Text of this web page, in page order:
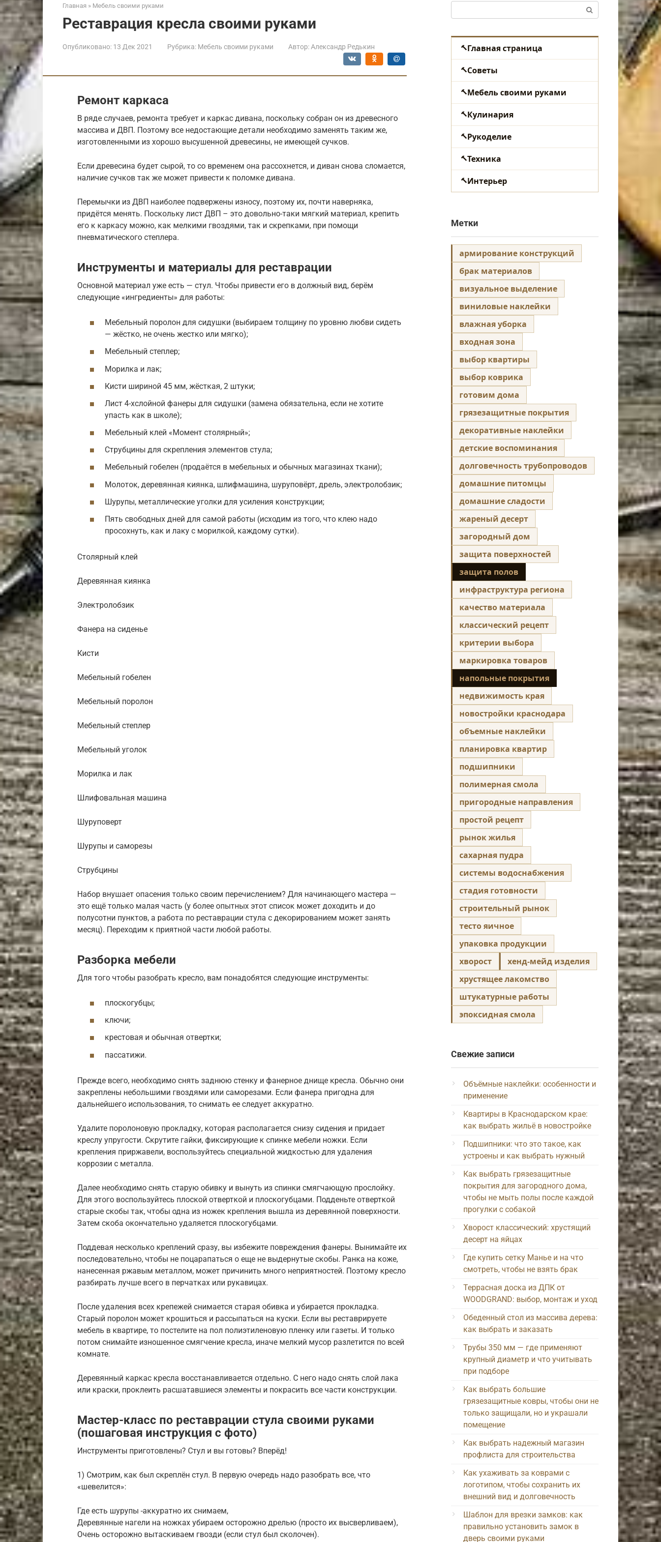
Главная » Мебель своими руками
Реставрация кресла своими руками
Опубликовано: 13 Дек 2021 Рубрика: Мебель своими руками Автор: Александр Редькин
Ремонт каркаса
В ряде случаев, ремонта требует и каркас дивана, поскольку собран он из древесного
массива и ДВП. Поэтому все недостающие детали необходимо заменять таким же,
изготовленными из хорошо высушенной древесины, не имеющей сучков.
Если древесина будет сырой, то со временем она рассохнется, и диван снова сломается,
наличие сучков так же может привести к поломке дивана.
Перемычки из ДВП наиболее подвержены износу, поэтому их, почти наверняка,
придётся менять. Поскольку лист ДВП – это довольно-таки мягкий материал, крепить
его к каркасу можно, как мелкими гвоздями, так и скрепками, при помощи
пневматического степлера.
Инструменты и материалы для реставрации
Основной материал уже есть — стул. Чтобы привести его в должный вид, берём
следующие «ингредиенты» для работы:
Мебельный поролон для сидушки (выбираем толщину по уровню любви сидеть
— жёстко, не очень жестко или мягко);
Мебельный степлер;
Морилка и лак;
Кисти шириной 45 мм, жёсткая, 2 штуки;
Лист 4-хслойной фанеры для сидушки (замена обязательна, если не хотите
упасть как в школе);
Мебельный клей «Момент столярный»;
Струбцины для скрепления элементов стула;
Мебельный гобелен (продаётся в мебельных и обычных магазинах ткани);
Молоток, деревянная киянка, шлифмашина, шуруповёрт, дрель, электролобзик;
Шурупы, металлические уголки для усиления конструкции;
Пять свободных дней для самой работы (исходим из того, что клею надо
просохнуть, как и лаку с морилкой, каждому сутки).
Столярный клей
Деревянная киянка
Электролобзик
Фанера на сиденье
Кисти
Мебельный гобелен
Мебельный поролон
Мебельный степлер
Мебельный уголок
Морилка и лак
Шлифовальная машина
Шуруповерт
Шурупы и саморезы
Струбцины
Набор внушает опасения только своим перечислением? Для начинающего мастера —
это ещё только малая часть (у более опытных этот список может доходить и до
полусотни пунктов, а работа по реставрации стула с декорированием может занять
месяц). Переходим к приятной части любой работы.
Разборка мебели
Для того чтобы разобрать кресло, вам понадобятся следующие инструменты:
плоскогубцы;
ключи;
крестовая и обычная отвертки;
пассатижи.
Прежде всего, необходимо снять заднюю стенку и фанерное днище кресла. Обычно они
закреплены небольшими гвоздями или саморезами. Если фанера пригодна для
дальнейшего использования, то снимать ее следует аккуратно.
Удалите поролоновую прокладку, которая располагается снизу сидения и придает
креслу упругости. Скрутите гайки, фиксирующие к спинке мебели ножки. Если
крепления приржавели, воспользуйтесь специальной жидкостью для удаления
коррозии с металла.
Далее необходимо снять старую обивку и вынуть из спинки смягчающую прослойку.
Для этого воспользуйтесь плоской отверткой и плоскогубцами. Подденьте отверткой
старые скобы так, чтобы одна из ножек крепления вышла из деревянной поверхности.
Затем скоба окончательно удаляется плоскогубцами.
Поддевая несколько креплений сразу, вы избежите повреждения фанеры. Вынимайте их
последовательно, чтобы не поцарапаться о еще не выдернутые скобы. Ранка на коже,
нанесенная ржавым металлом, может причинить много неприятностей. Поэтому кресло
разбирать лучше всего в перчатках или рукавицах.
После удаления всех крепежей снимается старая обивка и убирается прокладка.
Старый поролон может крошиться и рассыпаться на куски. Если вы реставрируете
мебель в квартире, то постелите на пол полиэтиленовую пленку или газеты. И только
потом снимайте изношенное смягчение кресла, иначе мелкий мусор разлетится по всей
комнате.
Деревянный каркас кресла восстанавливается отдельно. С него надо снять слой лака
или краски, проклеить расшатавшиеся элементы и покрасить все части конструкции.
Мастер-класс по реставрации стула своими руками
(пошаговая инструкция с фото)
Инструменты приготовлены? Стул и вы готовы? Вперёд!
1) Смотрим, как был скреплён стул. В первую очередь надо разобрать все, что
«шевелится»:
Где есть шурупы -аккуратно их снимаем,
Деревянные нагели на ножках убираем осторожно дрелью (просто их высверливаем),
Очень осторожно вытаскиваем гвозди (если стул был сколочен).
Главная страница
Советы
Мебель своими руками
Кулинария
Рукоделие
Техника
Интерьер
Метки
армирование конструкций
брак материалов
визуальное выделение
виниловые наклейки
влажная уборка
входная зона
выбор квартиры
выбор коврика
готовим дома
грязезащитные покрытия
декоративные наклейки
детские воспоминания
долговечность трубопроводов
домашние питомцы
домашние сладости
жареный десерт
загородный дом
защита поверхностей
защита полов
инфраструктура региона
качество материала
классический рецепт
критерии выбора
маркировка товаров
напольные покрытия
недвижимость края
новостройки краснодара
объемные наклейки
планировка квартир
подшипники
полимерная смола
пригородные направления
простой рецепт
рынок жилья
сахарная пудра
системы водоснабжения
стадия готовности
строительный рынок
тесто яичное
упаковка продукции
хворост
хенд-мейд изделия
хрустящее лакомство
штукатурные работы
эпоксидная смола
Свежие записи
Объёмные наклейки: особенности и
применение
Квартиры в Краснодарском крае:
как выбрать жильё в новостройке
Подшипники: что это такое, как
устроены и как выбрать нужный
Как выбрать грязезащитные
покрытия для загородного дома,
чтобы не мыть полы после каждой
прогулки с собакой
Хворост классический: хрустящий
десерт на яйцах
Где купить сетку Манье и на что
смотреть, чтобы не взять брак
Террасная доска из ДПК от
WOODGRAND: выбор, монтаж и уход
Обеденный стол из массива дерева:
как выбрать и заказать
Трубы 350 мм — где применяют
крупный диаметр и что учитывать
при подборе
Как выбрать большие
грязезащитные ковры, чтобы они не
только защищали, но и украшали
помещение
Как выбрать надежный магазин
профлиста для строительства
Как ухаживать за коврами с
логотипом, чтобы сохранить их
внешний вид и долговечность
Шаблон для врезки замков: как
правильно установить замок в
дверь своими руками